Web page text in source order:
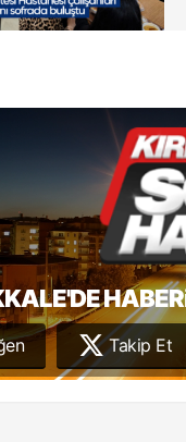
Takip Et